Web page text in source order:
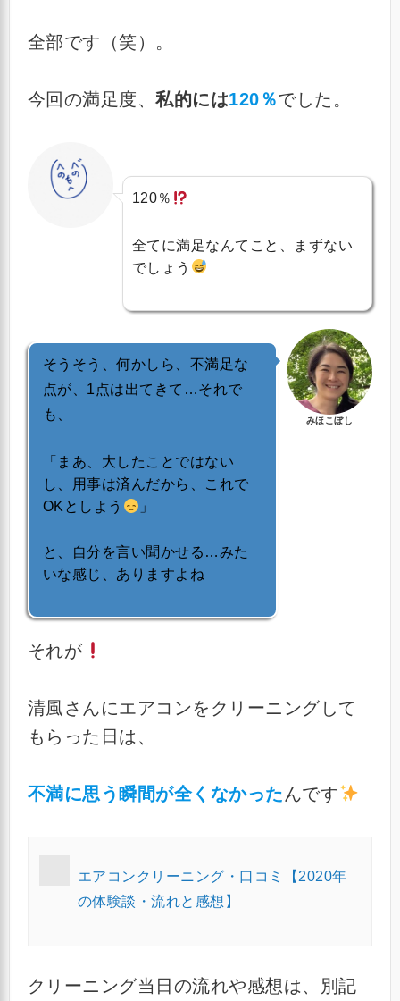
全部です（笑）。
今回の満足度、私的には120％でした。
120％
全てに満足なんてこと、まずない
でしょう
そうそう、何かしら、不満足な
点が、1点は出てきて…それで
も、
「まあ、大したことではない
し、用事は済んだから、これで
OKとしよう
」
と、自分を言い聞かせる…みた
いな感じ、ありますよね
みほこぼし
それが
清風さんにエアコンをクリーニングして
もらった日は、
不満に思う瞬間が全くなかったんです
エアコンクリーニング・口コミ【2020年
の体験談・流れと感想】
クリーニング当日の流れや感想は、別記